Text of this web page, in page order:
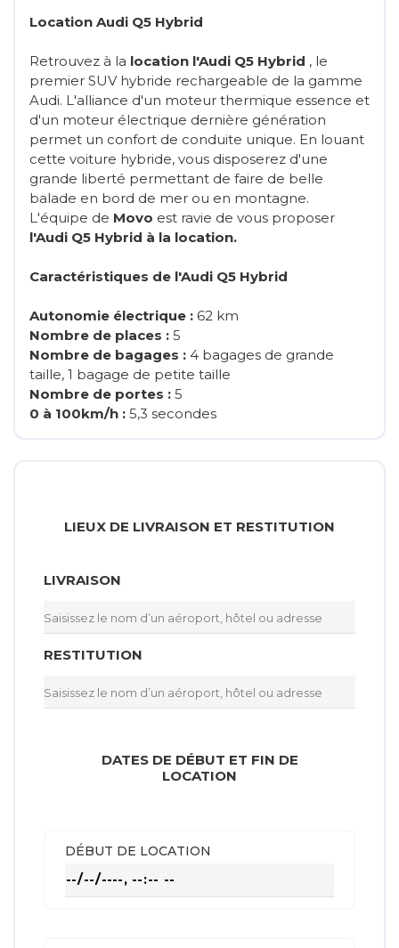
Location Audi Q5 Hybrid
Retrouvez à la location l'Audi Q5 Hybrid , le
premier SUV hybride rechargeable de la gamme
Audi. L'alliance d'un moteur thermique essence et
d'un moteur électrique dernière génération
permet un confort de conduite unique. En louant
cette voiture hybride, vous disposerez d'une
grande liberté permettant de faire de belle
balade en bord de mer ou en montagne.
L'équipe de Movo est ravie de vous proposer
l'Audi Q5 Hybrid à la location.
Caractéristiques de l'Audi Q5 Hybrid
Autonomie électrique : 62 km
Nombre de places : 5
Nombre de bagages : 4 bagages de grande
taille, 1 bagage de petite taille
Nombre de portes : 5
0 à 100km/h : 5,3 secondes
LIEUX DE LIVRAISON ET RESTITUTION
LIVRAISON
RESTITUTION
DATES DE DÉBUT ET FIN DE
LOCATION
DÉBUT DE LOCATION